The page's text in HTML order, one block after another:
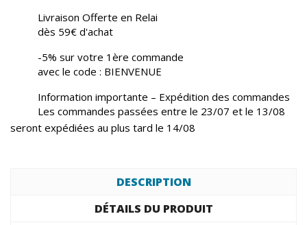
Livraison Offerte en Relai
dès 59€ d'achat
-5% sur votre 1ère commande
avec le code : BIENVENUE
Information importante – Expédition des commandes
Les commandes passées entre le 23/07 et le 13/08
seront expédiées au plus tard le 14/08
DESCRIPTION
DÉTAILS DU PRODUIT